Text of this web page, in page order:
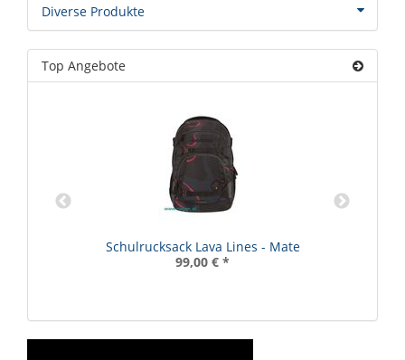
Diverse Produkte
Top Angebote
Schulrucksack Lava Lines - Mate
99,00 € *